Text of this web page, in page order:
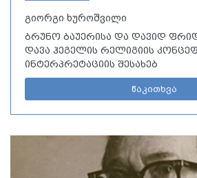
გიორგი ხუროშვილი
ბრუნო ბაუერისა და დავიდ
დავა ჰეგელის რელიგიის
ინტერპრეტაციის შესახებ
წაკითხვა